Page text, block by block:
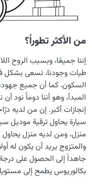
من الأكثر تطوراً؟
إننا جميعًا، وبسبب الروح
طيات وجودنا، نسعى بشكل
السكون. كما أن جميع
المبدأ، وهو أننا دوماً
إنجازات أكبر. إن من لديه
سيارة يحاول ترقية موديل
منزل، ومن لديه منزل يحاول
والمتزوج يريد أن يكون له
جاهداً إلى الحصول على
بكالوريوس يطمح إلى